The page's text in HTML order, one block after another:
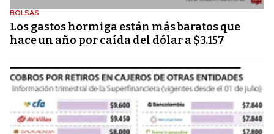
BOLSAS
Los gastos hormiga están más baratos que
hace un año por caída del dólar a $3.157